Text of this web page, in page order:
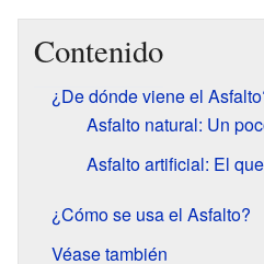
Contenido
¿De dónde viene el
Asfalto natural: Un
Asfalto artificial: El
¿Cómo se usa el Asfalto?
Véase también